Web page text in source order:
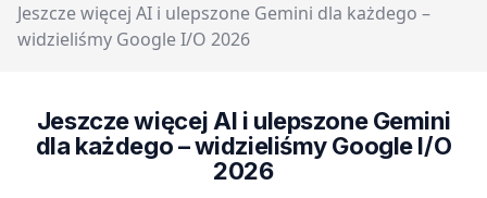
Jeszcze więcej AI i ulepszone Gemini dla każdego –
widzieliśmy Google I/O 2026
Jeszcze więcej AI i ulepszone Gemini
dla każdego – widzieliśmy Google I/O
2026